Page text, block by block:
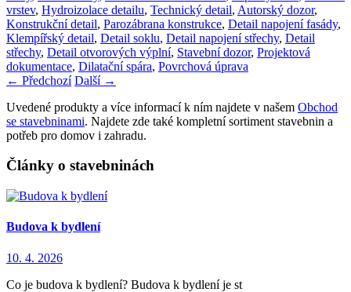
vrstev, Hydroizolace detailu, Technický detail, Autorský dozor,
Konstrukční detail, Parozábrana konstrukce, Detail napojení fasády,
Klempířský detail, Detail soklu, Detail napojení střechy, Detail
střechy, Detail otvorových výplní, Stavební dozor, Projektová
dokumentace, Dilatační spára, Povrchová úprava
← Předchozí Další →
Uvedené produkty a více informací k ním najdete v našem Obchod
se stavebninami. Najdete zde také kompletní sortiment stavebnin a
potřeb pro domov i zahradu.
Články o stavebninách
Budova k bydlení
10. 4. 2026
Co je budova k bydlení? Budova k bydlení je st